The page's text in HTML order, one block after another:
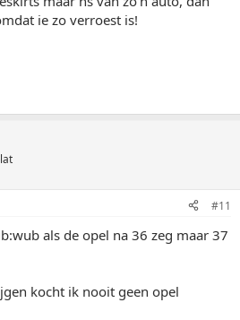
ie zo verroest is!
#11
als de opel na 36 zeg maar 37
kocht ik nooit geen opel